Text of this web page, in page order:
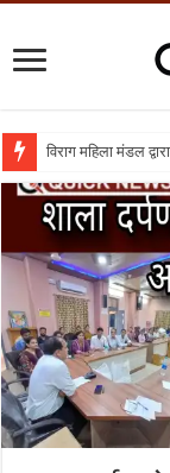
विराग महिला मंडल
शिक्षा का